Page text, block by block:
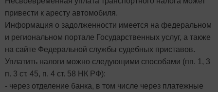
привести к аресту автомобиля.
Информация о задолженности имеется на федеральном
и региональном портале Государственных услуг, а также
на сайте Федеральной службы судебных приставов.
Уплатить налоги можно следующими способами (пп. 1, 3
п. 3 ст. 45, п. 4 ст. 58 НК РФ):
- через отделение банка, в том числе через платежные